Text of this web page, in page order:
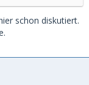
schon diskutiert.